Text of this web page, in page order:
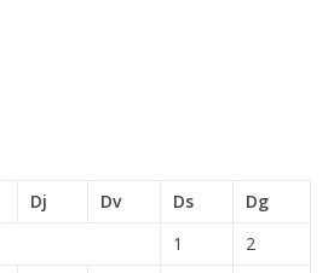
Dj Dv Ds
Dg
1
2